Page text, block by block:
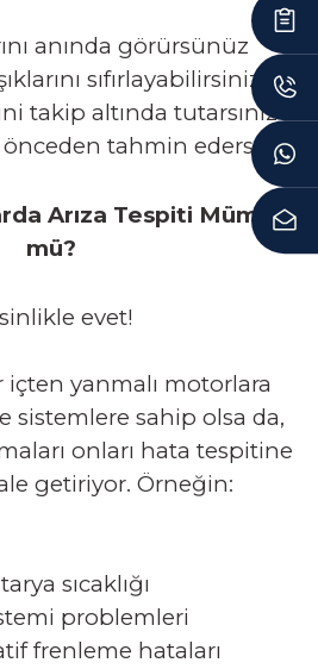
anında görürsünüz
sıfırlayabilirsiniz
takip altında tutarsınız
önceden tahmin edersiniz
Arıza Tespiti Mümkün
mü?
evet!
içten yanmalı motorlara
sistemlere sahip olsa da,
onları hata tespitine
getiriyor. Örneğin:
sıcaklığı
problemleri
frenleme hataları